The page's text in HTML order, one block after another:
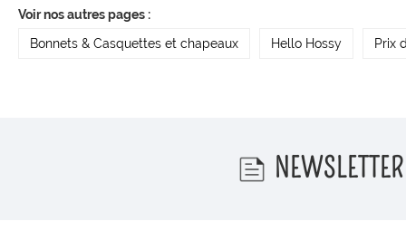
Voir nos autres pages :
Bonnets & Casquettes et chapeaux
Hello Hossy Prix
NEWSLETTER